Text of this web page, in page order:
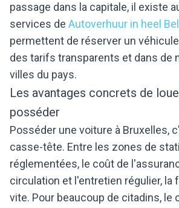
passage dans la capitale, il existe
services de Autoverhuur in heel
permettent de réserver un
des tarifs transparents et dans de
villes du pays.
Les avantages concrets de
posséder
Posséder une voiture à Bruxelles,
casse-tête. Entre les zones de
réglementées, le coût de
circulation et l'entretien régulier, la
vite. Pour beaucoup de citadins, le